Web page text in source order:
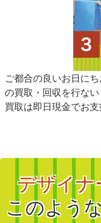
ご都合の良いお日に
の買取・回収を行ない
買取は即日現金でお支
デザイナ
このよう